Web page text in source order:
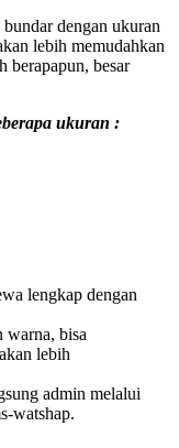
dengan ukuran
lebih memudahkan
berapapun, besar
ukuran :
lengkap dengan
warna, bisa
lebih
admin melalui
watshap.